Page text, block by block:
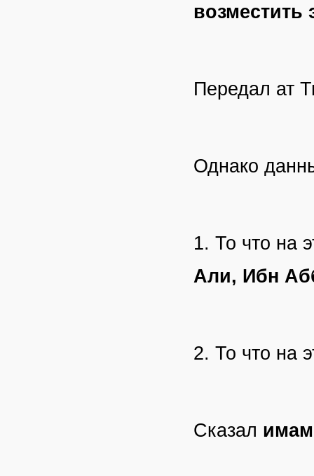
возместить
Передал ат
Однако
1. То что на
Али, Ибн
2. То что на
Сказал